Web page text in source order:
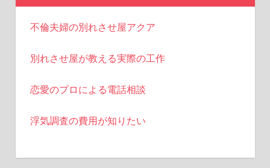
不倫夫婦の別れさせ屋アクア
別れさせ屋が教える実際の工作
恋愛のプロによる電話相談
浮気調査の費用が知りたい